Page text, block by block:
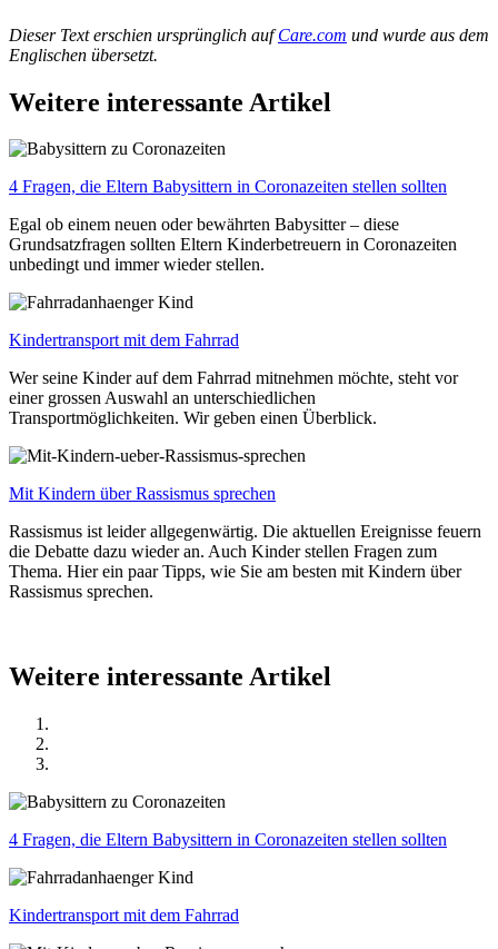
Dieser Text erschien ursprünglich aufCare.com und wurde aus dem
Englischen übersetzt.
Weitere interessante Artikel
4 Fragen, die Eltern Babysittern in Coronazeiten stellen sollten
Egal ob einem neuen oder bewährten Babysitter – diese
Grundsatzfragen sollten Eltern Kinderbetreuern in Coronazeiten
unbedingt und immer wieder stellen.
Kindertransport mit dem Fahrrad
Wer seine Kinder auf dem Fahrrad mitnehmen möchte, steht vor
einer grossen Auswahl an unterschiedlichen
Transportmöglichkeiten. Wir geben einen Überblick.
Mit Kindern über Rassismus sprechen
Rassismus ist leider allgegenwärtig. Die aktuellen Ereignisse feuern
die Debatte dazu wieder an. Auch Kinder stellen Fragen zum
Thema. Hier ein paar Tipps, wie Sie am besten mit Kindern über
Rassismus sprechen.
Weitere interessante Artikel
4 Fragen, die Eltern Babysittern in Coronazeiten stellen sollten
Kindertransport mit dem Fahrrad